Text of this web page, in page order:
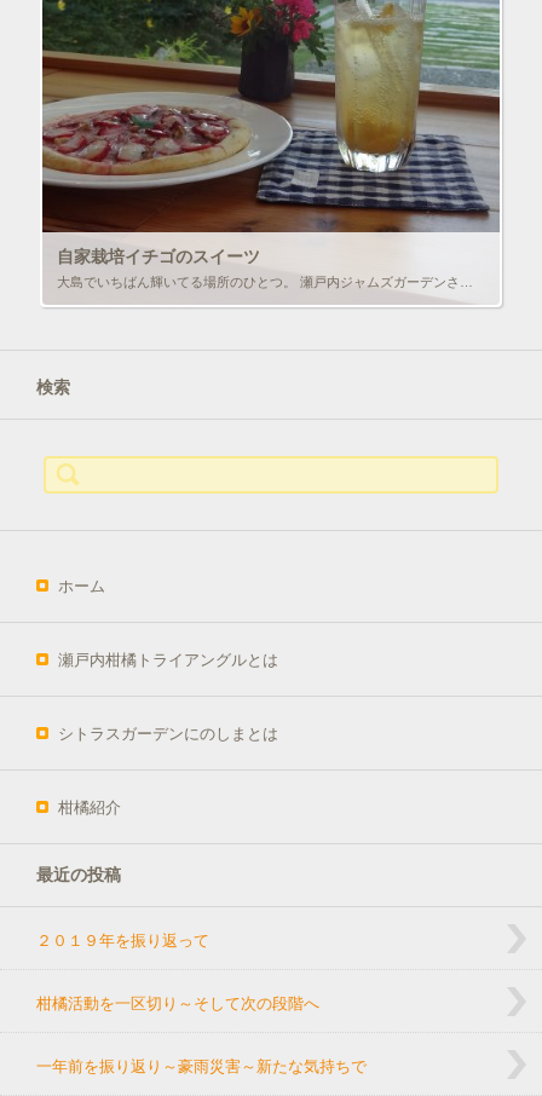
自家栽培イチゴのスイーツ
検索
索:
ホーム
瀬戸内柑橘トライアングルとは
シトラスガーデンにのしまとは
柑橘紹介
最近の投稿
２０１９年を振り返って
柑橘活動を一区切り～そして次の段階へ
一年前を振り返り～豪雨災害～新たな気持ちで